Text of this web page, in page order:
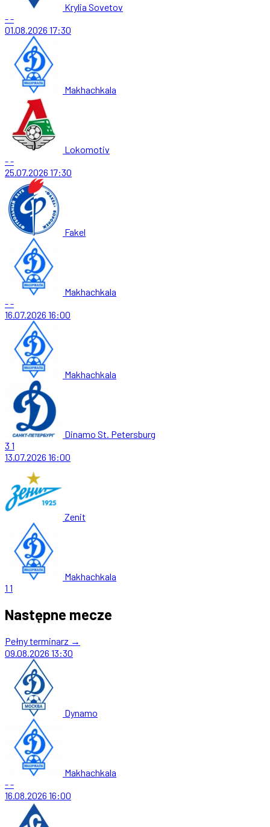
Krylia Sovetov
--
01.08.2026 17:30
Makhachkala
Lokomotiv
--
25.07.2026 17:30
Fakel
Makhachkala
--
16.07.2026 16:00
Makhachkala
Dinamo St. Petersburg
3 1
13.07.2026 16:00
Zenit
Makhachkala
1 1
Następne mecze
Pełny terminarz →
09.08.2026 13:30
Dynamo
Makhachkala
--
16.08.2026 16:00